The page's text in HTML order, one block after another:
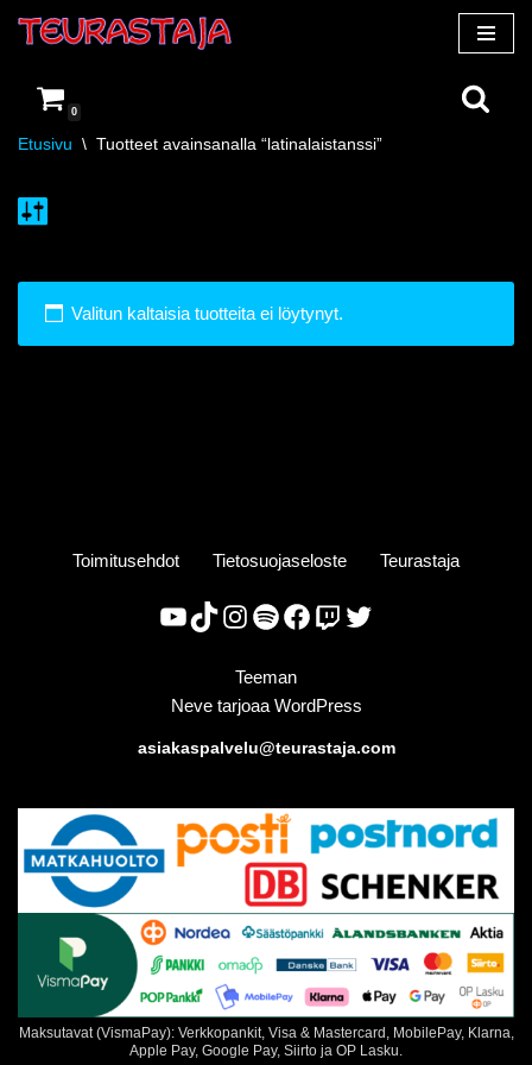
suoraan
sisältöön
0
Etusivu \ Tuotteet avainsanalla “latinalaistanssi”
Valitun kaltaisia tuotteita ei löytynyt.
Toimitusehdot Tietosuojaseloste Teurastaja
Teeman
NevetarjoaaWordPress
asiakaspalvelu@teurastaja.com
Maksutavat (VismaPay): Verkkopankit, Visa & Mastercard, MobilePay, Klarna,
Apple Pay, Google Pay, Siirto ja OP Lasku.